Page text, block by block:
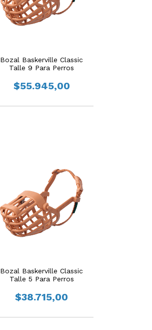
Bozal Baskerville Classic
Talle 9 Para Perros
$55.945,00
Bozal Baskerville Classic
Talle 5 Para Perros
$38.715,00